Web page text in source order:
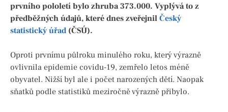
prvního pololetí bylo zhruba 373.000. Vyplývá to z
předběžných údajů, které dnes zveřejnil Český
statistický úřad (ČSÚ).
Oproti prvnímu půlroku minulého roku, který výrazně
ovlivnila epidemie covidu-19, zemřelo letos méně
obyvatel. Nižší byl ale i počet narozených dětí. Naopak
sňatků podle statistiků meziročně výrazně přibylo.